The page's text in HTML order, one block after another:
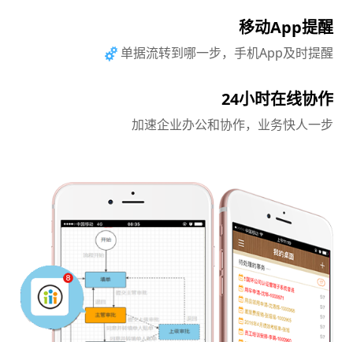
移动App提醒
单据流转到哪一步，手机App及时提醒
24小时在线协作
加速企业办公和协作，业务快人一步